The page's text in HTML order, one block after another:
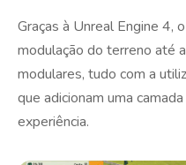
Graças à Unreal Engine 4,
modulação do terreno até
modulares, tudo com a
que adicionam uma
experiência.